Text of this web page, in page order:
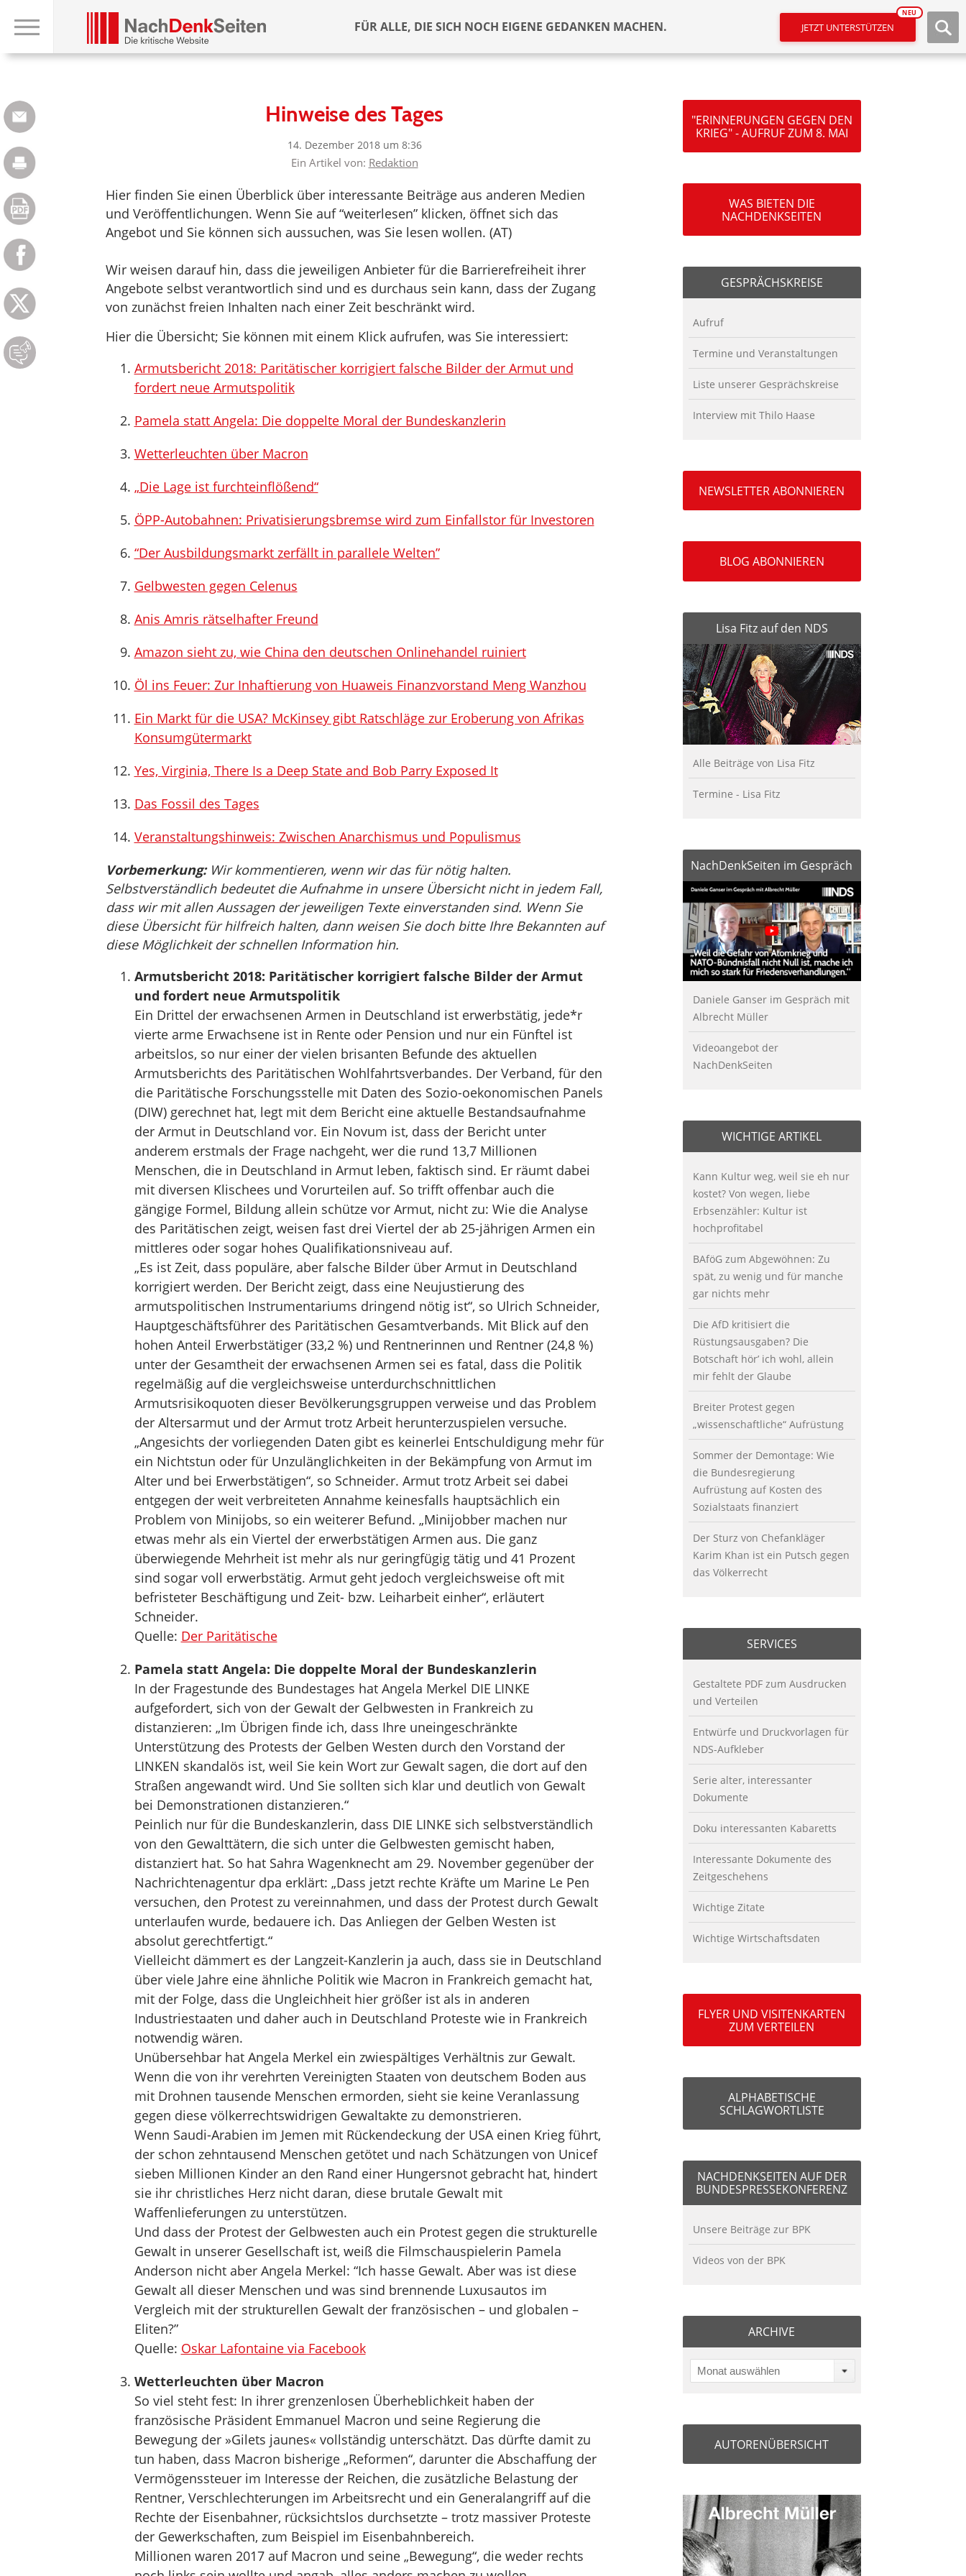
FÜR ALLE, DIE SICH NOCH EIGENE GEDANKEN MACHEN. JETZT UNTERSTÜTZEN
NEU
Hinweise des Tages
14. Dezember 2018 um 8:36
Ein Artikel von: Redaktion
Hier finden Sie einen Überblick über interessante Beiträge aus anderen Medien
und Veröffentlichungen. Wenn Sie auf “weiterlesen” klicken, öffnet sich das
Angebot und Sie können sich aussuchen, was Sie lesen wollen. (AT)
Wir weisen darauf hin, dass die jeweiligen Anbieter für die Barrierefreiheit ihrer
Angebote selbst verantwortlich sind und es durchaus sein kann, dass der Zugang
von zunächst freien Inhalten nach einer Zeit beschränkt wird.
Hier die Übersicht; Sie können mit einem Klick aufrufen, was Sie interessiert:
Armutsbericht 2018: Paritätischer korrigiert falsche Bilder der Armut und
fordert neue Armutspolitik
Pamela statt Angela: Die doppelte Moral der Bundeskanzlerin
Wetterleuchten über Macron
„Die Lage ist furchteinflößend“
ÖPP-Autobahnen: Privatisierungsbremse wird zum Einfallstor für Investoren
“Der Ausbildungsmarkt zerfällt in parallele Welten”
Gelbwesten gegen Celenus
Anis Amris rätselhafter Freund
Amazon sieht zu, wie China den deutschen Onlinehandel ruiniert
Öl ins Feuer: Zur Inhaftierung von Huaweis Finanzvorstand Meng Wanzhou
Ein Markt für die USA? McKinsey gibt Ratschläge zur Eroberung von Afrikas
Konsumgütermarkt
Yes, Virginia, There Is a Deep State and Bob Parry Exposed It
Das Fossil des Tages
Veranstaltungshinweis: Zwischen Anarchismus und Populismus
Vorbemerkung:Wir kommentieren, wenn wir das für nötig halten.
Selbstverständlich bedeutet die Aufnahme in unsere Übersicht nicht in jedem Fall,
dass wir mit allen Aussagen der jeweiligen Texte einverstanden sind. Wenn Sie
diese Übersicht für hilfreich halten, dann weisen Sie doch bitte Ihre Bekannten auf
diese Möglichkeit der schnellen Information hin.
Armutsbericht 2018: Paritätischer korrigiert falsche Bilder der Armut
und fordert neue Armutspolitik
Ein Drittel der erwachsenen Armen in Deutschland ist erwerbstätig, jede*r
vierte arme Erwachsene ist in Rente oder Pension und nur ein Fünftel ist
arbeitslos, so nur einer der vielen brisanten Befunde des aktuellen
Armutsberichts des Paritätischen Wohlfahrtsverbandes. Der Verband, für den
die Paritätische Forschungsstelle mit Daten des Sozio-oekonomischen Panels
(DIW) gerechnet hat, legt mit dem Bericht eine aktuelle Bestandsaufnahme
der Armut in Deutschland vor. Ein Novum ist, dass der Bericht unter
anderem erstmals der Frage nachgeht, wer die rund 13,7 Millionen
Menschen, die in Deutschland in Armut leben, faktisch sind. Er räumt dabei
mit diversen Klischees und Vorurteilen auf. So trifft offenbar auch die
gängige Formel, Bildung allein schütze vor Armut, nicht zu: Wie die Analyse
des Paritätischen zeigt, weisen fast drei Viertel der ab 25-jährigen Armen ein
mittleres oder sogar hohes Qualifikationsniveau auf.
„Es ist Zeit, dass populäre, aber falsche Bilder über Armut in Deutschland
korrigiert werden. Der Bericht zeigt, dass eine Neujustierung des
armutspolitischen Instrumentariums dringend nötig ist“, so Ulrich Schneider,
Hauptgeschäftsführer des Paritätischen Gesamtverbands. Mit Blick auf den
hohen Anteil Erwerbstätiger (33,2 %) und Rentnerinnen und Rentner (24,8 %)
unter der Gesamtheit der erwachsenen Armen sei es fatal, dass die Politik
regelmäßig auf die vergleichsweise unterdurchschnittlichen
Armutsrisikoquoten dieser Bevölkerungsgruppen verweise und das Problem
der Altersarmut und der Armut trotz Arbeit herunterzuspielen versuche.
„Angesichts der vorliegenden Daten gibt es keinerlei Entschuldigung mehr für
ein Nichtstun oder für Unzulänglichkeiten in der Bekämpfung von Armut im
Alter und bei Erwerbstätigen“, so Schneider. Armut trotz Arbeit sei dabei
entgegen der weit verbreiteten Annahme keinesfalls hauptsächlich ein
Problem von Minijobs, so ein weiterer Befund. „Minijobber machen nur
etwas mehr als ein Viertel der erwerbstätigen Armen aus. Die ganz
überwiegende Mehrheit ist mehr als nur geringfügig tätig und 41 Prozent
sind sogar voll erwerbstätig. Armut geht jedoch vergleichsweise oft mit
befristeter Beschäftigung und Zeit- bzw. Leiharbeit einher“, erläutert
Schneider.
Quelle: Der Paritätische
Pamela statt Angela: Die doppelte Moral der Bundeskanzlerin
In der Fragestunde des Bundestages hat Angela Merkel DIE LINKE
aufgefordert, sich von der Gewalt der Gelbwesten in Frankreich zu
distanzieren: „Im Übrigen finde ich, dass Ihre uneingeschränkte
Unterstützung des Protests der Gelben Westen durch den Vorstand der
LINKEN skandalös ist, weil Sie kein Wort zur Gewalt sagen, die dort auf den
Straßen angewandt wird. Und Sie sollten sich klar und deutlich von Gewalt
bei Demonstrationen distanzieren.“
Peinlich nur für die Bundeskanzlerin, dass DIE LINKE sich selbstverständlich
von den Gewalttätern, die sich unter die Gelbwesten gemischt haben,
distanziert hat. So hat Sahra Wagenknecht am 29. November gegenüber der
Nachrichtenagentur dpa erklärt: „Dass jetzt rechte Kräfte um Marine Le Pen
versuchen, den Protest zu vereinnahmen, und dass der Protest durch Gewalt
unterlaufen wurde, bedauere ich. Das Anliegen der Gelben Westen ist
absolut gerechtfertigt.“
Vielleicht dämmert es der Langzeit-Kanzlerin ja auch, dass sie in Deutschland
über viele Jahre eine ähnliche Politik wie Macron in Frankreich gemacht hat,
mit der Folge, dass die Ungleichheit hier größer ist als in anderen
Industriestaaten und daher auch in Deutschland Proteste wie in Frankreich
notwendig wären.
Unübersehbar hat Angela Merkel ein zwiespältiges Verhältnis zur Gewalt.
Wenn die von ihr verehrten Vereinigten Staaten von deutschem Boden aus
mit Drohnen tausende Menschen ermorden, sieht sie keine Veranlassung
gegen diese völkerrechtswidrigen Gewaltakte zu demonstrieren.
Wenn Saudi-Arabien im Jemen mit Rückendeckung der USA einen Krieg führt,
der schon zehntausend Menschen getötet und nach Schätzungen von Unicef
sieben Millionen Kinder an den Rand einer Hungersnot gebracht hat, hindert
sie ihr christliches Herz nicht daran, diese brutale Gewalt mit
Waffenlieferungen zu unterstützen.
Und dass der Protest der Gelbwesten auch ein Protest gegen die strukturelle
Gewalt in unserer Gesellschaft ist, weiß die Filmschauspielerin Pamela
Anderson nicht aber Angela Merkel: “Ich hasse Gewalt. Aber was ist diese
Gewalt all dieser Menschen und was sind brennende Luxusautos im
Vergleich mit der strukturellen Gewalt der französischen – und globalen –
Eliten?”
Quelle: Oskar Lafontaine via Facebook
Wetterleuchten über Macron
So viel steht fest: In ihrer grenzenlosen Überheblichkeit haben der
französische Präsident Emmanuel Macron und seine Regierung die
Bewegung der »Gilets jaunes« vollständig unterschätzt. Das dürfte damit zu
tun haben, dass Macron bisherige „Reformen“, darunter die Abschaffung der
Vermögenssteuer im Interesse der Reichen, die zusätzliche Belastung der
Rentner, Verschlechterungen im Arbeitsrecht und ein Generalangriff auf die
Rechte der Eisenbahner, rücksichtslos durchsetzte – trotz massiver Proteste
der Gewerkschaften, zum Beispiel im Eisenbahnbereich.
Millionen waren 2017 auf Macron und seine „Bewegung“, die weder rechts
"ERINNERUNGEN GEGEN DEN
KRIEG" - AUFRUF ZUM 8. MAI
WAS BIETEN DIE
NACHDENKSEITEN
GESPRÄCHSKREISE
Aufruf
Termine und Veranstaltungen
Liste unserer Gesprächskreise
Interview mit Thilo Haase
NEWSLETTER ABONNIEREN
BLOG ABONNIEREN
Lisa Fitz auf den NDS
Alle Beiträge von Lisa Fitz
Termine - Lisa Fitz
NachDenkSeiten im Gespräch
Daniele Ganser im Gespräch mit
Albrecht Müller
Videoangebot der
NachDenkSeiten
WICHTIGE ARTIKEL
Kann Kultur weg, weil sie eh nur
kostet? Von wegen, liebe
Erbsenzähler: Kultur ist
hochprofitabel
BAföG zum Abgewöhnen: Zu
spät, zu wenig und für manche
gar nichts mehr
Die AfD kritisiert die
Rüstungsausgaben? Die
Botschaft hör’ ich wohl, allein
mir fehlt der Glaube
Breiter Protest gegen
„wissenschaftliche“ Aufrüstung
Sommer der Demontage: Wie
die Bundesregierung
Aufrüstung auf Kosten des
Sozialstaats finanziert
Der Sturz von Chefankläger
Karim Khan ist ein Putsch gegen
das Völkerrecht
SERVICES
Gestaltete PDF zum Ausdrucken
und Verteilen
Entwürfe und Druckvorlagen für
NDS-Aufkleber
Serie alter, interessanter
Dokumente
Doku interessanten Kabaretts
Interessante Dokumente des
Zeitgeschehens
Wichtige Zitate
Wichtige Wirtschaftsdaten
FLYER UND VISITENKARTEN
ZUM VERTEILEN
ALPHABETISCHE
SCHLAGWORTLISTE
NACHDENKSEITEN AUF DER
BUNDESPRESSEKONFERENZ
Unsere Beiträge zur BPK
Videos von der BPK
ARCHIVE
Monat auswählen
AUTORENÜBERSICHT